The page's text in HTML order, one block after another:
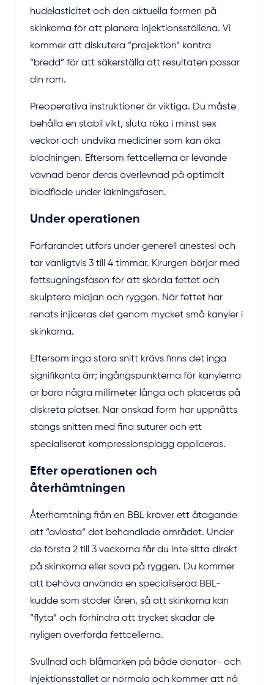
hudelasticitet och den aktuella formen på
skinkorna för att planera injektionsställena. Vi
kommer att diskutera ”projektion” kontra
”bredd” för att säkerställa att resultaten passar
din ram.
Preoperativa instruktioner är viktiga. Du måste
behålla en stabil vikt, sluta röka i minst sex
veckor och undvika mediciner som kan öka
blödningen. Eftersom fettcellerna är levande
vävnad beror deras överlevnad på optimalt
blodflöde under läkningsfasen.
Under operationen
Förfarandet utförs under generell anestesi och
tar vanligtvis 3 till 4 timmar. Kirurgen börjar med
fettsugningsfasen för att skörda fettet och
skulptera midjan och ryggen. När fettet har
renats injiceras det genom mycket små kanyler i
skinkorna.
Eftersom inga stora snitt krävs finns det inga
signifikanta ärr; ingångspunkterna för kanylerna
är bara några millimeter långa och placeras på
diskreta platser. När önskad form har uppnåtts
stängs snitten med fina suturer och ett
specialiserat kompressionsplagg appliceras.
Efter operationen och
återhämtningen
Återhämtning från en BBL kräver ett åtagande
att ”avlasta” det behandlade området. Under
de första 2 till 3 veckorna får du inte sitta direkt
på skinkorna eller sova på ryggen. Du kommer
att behöva använda en specialiserad BBL-
kudde som stöder låren, så att skinkorna kan
”flyta” och förhindra att trycket skadar de
nyligen överförda fettcellerna.
Svullnad och blåmärken på både donator- och
injektionsstället är normala och kommer att nå